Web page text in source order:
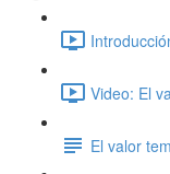
Video: El
El valor